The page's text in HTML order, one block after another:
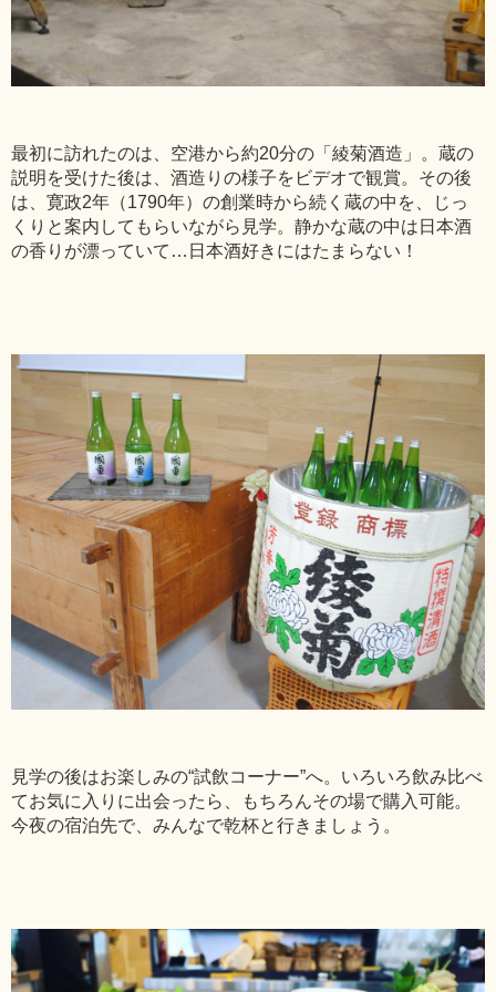
最初に訪れたのは、空港から約20分の「綾菊酒造」。蔵の
説明を受けた後は、酒造りの様子をビデオで観賞。その後
は、寛政2年（1790年）の創業時から続く蔵の中を、じっ
くりと案内してもらいながら見学。静かな蔵の中は日本酒
の香りが漂っていて…日本酒好きにはたまらない！
見学の後はお楽しみの“試飲コーナー”へ。いろいろ飲み比べ
てお気に入りに出会ったら、もちろんその場で購入可能。
今夜の宿泊先で、みんなで乾杯と行きましょう。